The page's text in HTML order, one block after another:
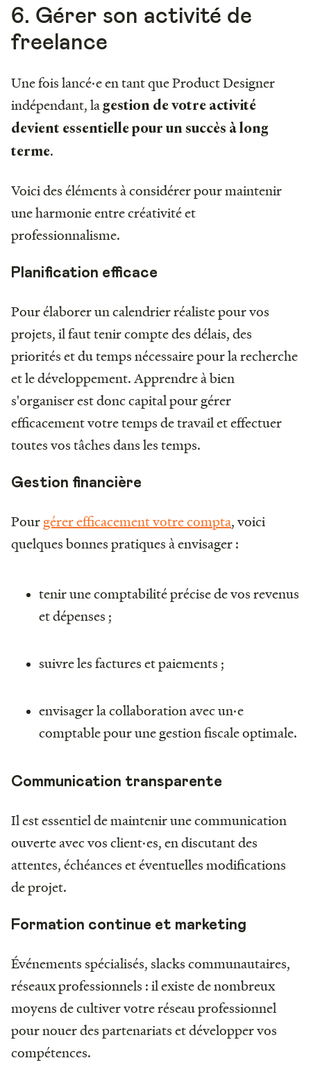
6. Gérer son activité de
freelance
Une fois lancé·e en tant que Product Designer
indépendant, la gestion de votre activité
devient essentielle pour un succès à long
terme.
Voici des éléments à considérer pour maintenir
une harmonie entre créativité et
professionnalisme.
Planification efficace
Pour élaborer un calendrier réaliste pour vos
projets, il faut tenir compte des délais, des
priorités et du temps nécessaire pour la recherche
et le développement. Apprendre à bien
s'organiser est donc capital pour gérer
efficacement votre temps de travail et effectuer
toutes vos tâches dans les temps.
Gestion financière
Pourgérer efficacement votre compta, voici
quelques bonnes pratiques à envisager :
tenir une comptabilité précise de vos revenus
et dépenses ;
suivre les factures et paiements ;
envisager la collaboration avec un·e
comptable pour une gestion fiscale optimale.
Communication transparente
Il est essentiel de maintenir une communication
ouverte avec vos client·es, en discutant des
attentes, échéances et éventuelles modifications
de projet.
Formation continue et marketing
Événements spécialisés, slacks communautaires,
réseaux professionnels : il existe de nombreux
moyens de cultiver votre réseau professionnel
pour nouer des partenariats et développer vos
compétences.